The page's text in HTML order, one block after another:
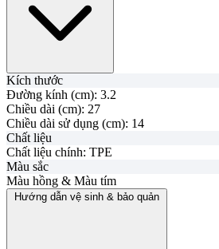
Kích thước
Đường kính (cm): 3.2
Chiều dài (cm): 27
Chiều dài sử dụng (cm): 14
Chất liệu
Chất liệu chính: TPE
Màu sắc
Màu hồng & Màu tím
Hướng dẫn vệ sinh & bảo quản